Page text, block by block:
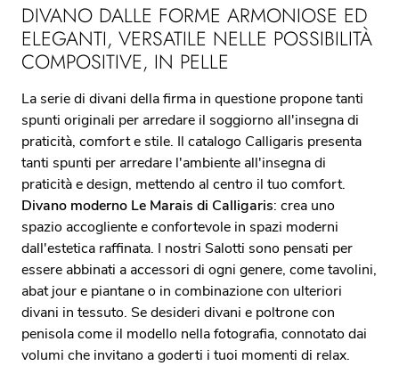
DIVANO DALLE FORME ARMONIOSE ED
ELEGANTI, VERSATILE NELLE POSSIBILITÀ
COMPOSITIVE, IN PELLE
La serie di divani della firma in questione propone tanti
spunti originali per arredare il soggiorno all'insegna di
praticità, comfort e stile. Il catalogo Calligaris presenta
tanti spunti per arredare l'ambiente all'insegna di
praticità e design, mettendo al centro il tuo comfort.
Divano moderno Le Marais di Calligaris: crea uno
spazio accogliente e confortevole in spazi moderni
dall'estetica raffinata. I nostri Salotti sono pensati per
essere abbinati a accessori di ogni genere, come tavolini,
abat jour e piantane o in combinazione con ulteriori
divani in tessuto. Se desideri divani e poltrone con
penisola come il modello nella fotografia, connotato dai
volumi che invitano a goderti i tuoi momenti di relax.